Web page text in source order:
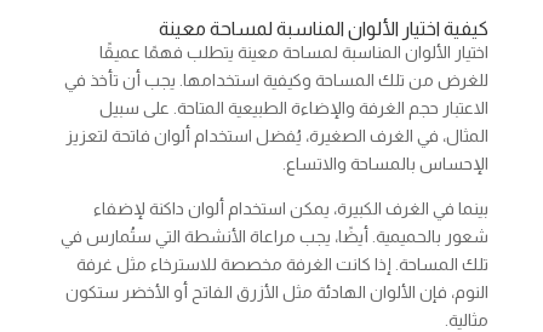
كيفية اختيار الألوان المناسبة لمساحة معينة
اختيار الألوان المناسبة لمساحة معينة يتطلب فهمًا عميقًا
للغرض من تلك المساحة وكيفية استخدامها. يجب أن تأخذ في
الاعتبار حجم الغرفة والإضاءة الطبيعية المتاحة. على سبيل
المثال، في الغرف الصغيرة، يُفضل استخدام ألوان فاتحة لتعزيز
الإحساس بالمساحة والاتساع.
بينما في الغرف الكبيرة، يمكن استخدام ألوان داكنة لإضفاء
شعور بالحميمية. أيضًا، يجب مراعاة الأنشطة التي ستُمارس في
تلك المساحة. إذا كانت الغرفة مخصصة للاسترخاء مثل غرفة
النوم، فإن الألوان الهادئة مثل الأزرق الفاتح أو الأخضر ستكون
مثالية.